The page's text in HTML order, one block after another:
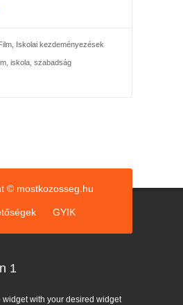
, Iskolai kezdeményezések
, iskola, szabadság
© mostkozosseg.hu
GYIK
1
with your desired widget